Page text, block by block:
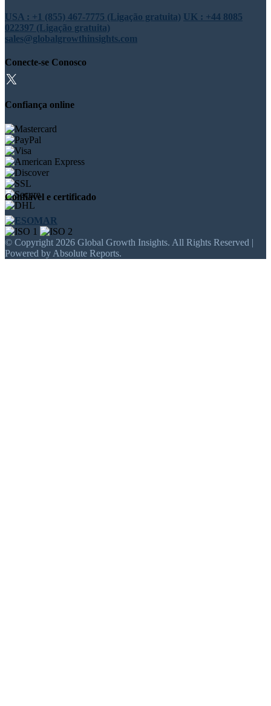
USA : +1 (855) 467-7775 (Ligação gratuita) UK : +44 8085
022397 (Ligação gratuita)
sales@globalgrowthinsights.com
Conecte-se Conosco
Confiança online
Confiável e certificado
© Copyright 2026 Global Growth Insights. All Rights Reserved |
Powered by Absolute Reports.